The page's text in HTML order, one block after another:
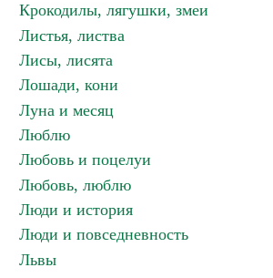
Крокодилы, лягушки, змеи
Листья, листва
Лисы, лисята
Лошади, кони
Луна и месяц
Люблю
Любовь и поцелуи
Любовь, люблю
Люди и история
Люди и повседневность
Львы